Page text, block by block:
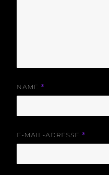
NAME *
E-MAIL-ADRESSE *